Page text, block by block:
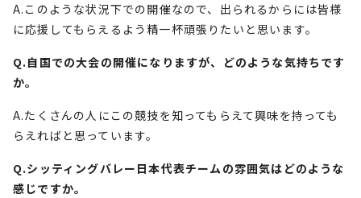
A.このような状況下での開催なので、出られるからには皆様
に応援してもらえるよう精一杯頑張りたいと思います。
Q.自国での大会の開催になりますが、どのような気持ちです
か。
A.たくさんの人にこの競技を知ってもらえて興味を持っても
らえればと思っています。
Q.シッティングバレー日本代表チームの雰囲気はどのような
感じですか。